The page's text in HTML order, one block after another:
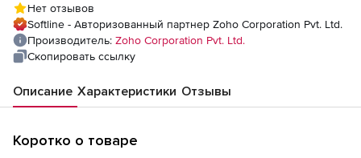
Single Installation License), fee for 10 Servers
and Single User License
Нет отзывов
Softline - Авторизованный партнер Zoho Corporation Pvt. Ltd.
Производитель: Zoho Corporation Pvt. Ltd.
Скопировать ссылку
Описание Характеристики Отзывы
Коротко о товаре